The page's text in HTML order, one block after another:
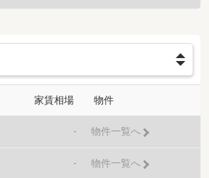
家賃相場 物件
- 物件一覧へ
- 物件一覧へ